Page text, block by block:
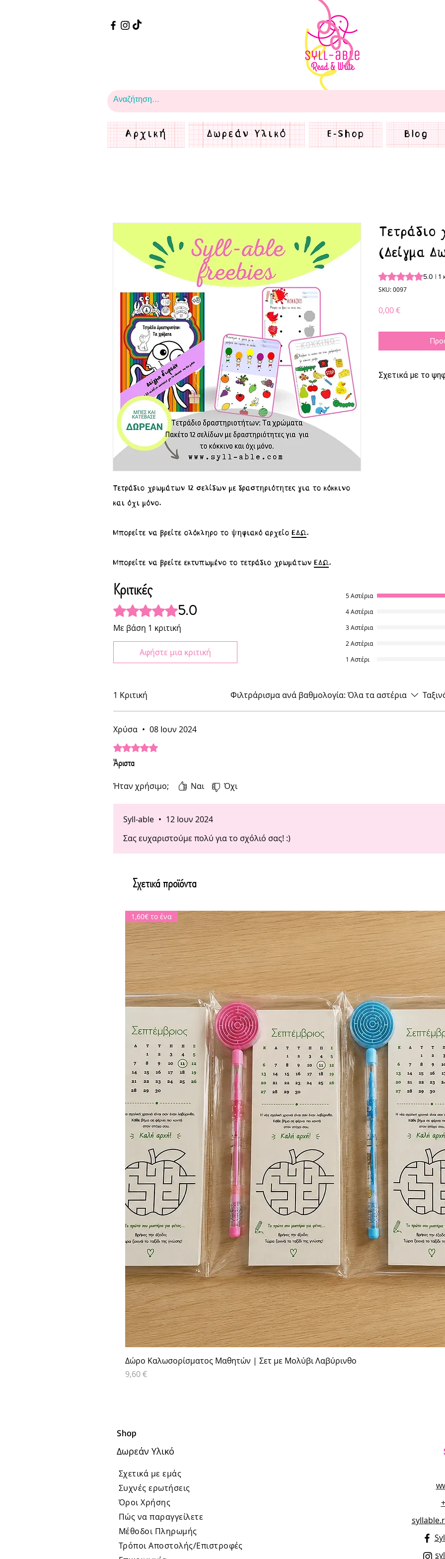
Αρχική Δωρεάν Υλικό E-Shop Blog
Τετράδιο χρωμάτων 12 σελίδων με δραστηριότητες για το κόκκινο
και όχι μόνο.
Μπορείτε να βρείτε ολόκληρο το ψηφιακό αρχείο ΕΔΩ.
Μπορείτε να βρείτε εκτυπωμένο το τετράδιο χρωμάτων ΕΔΩ.
Τετράδιο
(Δείγμα
Rating is 5.0 out of
5.0 | 1
SKU: 0097
0,00 €Τιμή
Σχετικά με το
Syll-able στο
Κριτικές
Βαθμολογήθηκε με 5 από 5 αστέρια.
5.0
Με βάση 1 κριτική
Αφήστε μια κριτική
5 Αστέρια
4 Αστέρια
3 Αστέρια
2 Αστέρια
1 Αστέρι
1 Κριτική Φιλτράρισμα ανά βαθμολογία: Όλα τα αστέρια
Χρύσα • 08 Ιουν 2024
Βαθμολογήθηκε με 5 από 5 αστέρια.
Άριστα
Ήταν χρήσιμο; Ναι Όχι
Syll-able • 12 Ιουν 2024
Σας ευχαριστούμε πολύ για το σχόλιό σας! :)
Σχετικά προϊόντα
Γρήγορη προβολή
1,60€ το ένα
Δώρο Καλωσορίσματος Μαθητών | Σετ με Μολύβι Λαβύρινθο
Τιμή
9,60 €
Shop
Δωρεάν Υλικό
Σχετικά με εμάς
Συχνές ερωτήσεις
Όροι Χρήσης
Πώς να παραγγείλετε
Μέθοδοι Πληρωμής
Τρόποι Αποστολής/Επιστροφές